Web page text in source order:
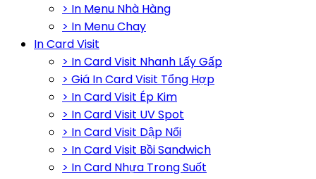
> In Menu Nhà Hàng
> In Menu Chay
In Card Visit
> In Card Visit Nhanh Lấy Gấp
> Giá In Card Visit Tổng Hợp
> In Card Visit Ép Kim
> In Card Visit UV Spot
> In Card Visit Dập Nổi
> In Card Visit Bồi Sandwich
> In Card Nhựa Trong Suốt